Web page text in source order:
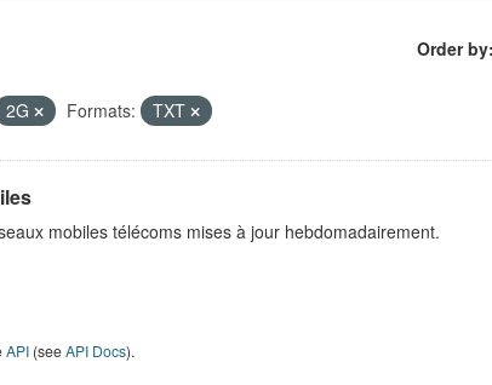
Order by
2G Formats: TXT
mobiles télécoms mises à jour hebdomadairement.
API(seeAPI Docs).